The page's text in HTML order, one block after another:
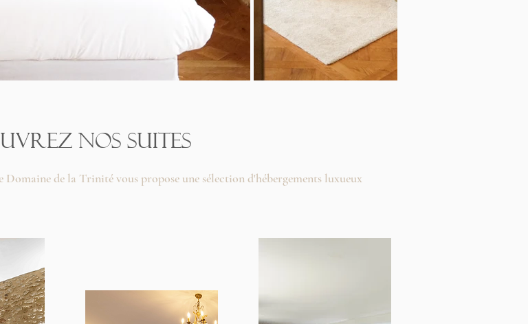
Nos Suites
de la Trinité vous propose une sélection d'hébergements luxueux